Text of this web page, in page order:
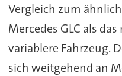
Vergleich zum
Mercedes GLC als
variablere Fahrzeug.
sich weitgehend an